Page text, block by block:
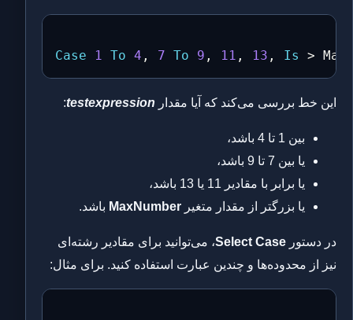
Case 1 To 4 , 7 To 9 , 11 , 13 , Is >
این خط بررسی می‌کند که آیا مقدار testexpression
:
بین 1 تا 4 باشد،
یا بین 7 تا 9 باشد،
یا برابر با مقادیر 11 یا 13 باشد،
یا بزرگتر از مقدار متغیر MaxNumber باشد.
در دستور Select Case، می‌توانید برای مقادیر رشته‌ای
نیز از محدوده‌ها و چندین عبارت استفاده کنید. برای مثال: